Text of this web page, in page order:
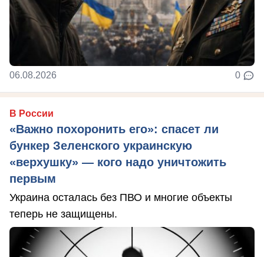
06.08.2026 0
В России
«Важно похоронить его»: спасет ли
бункер Зеленского украинскую
«верхушку» — кого надо уничтожить
первым
Украина осталась без ПВО и многие объекты
теперь не защищены.